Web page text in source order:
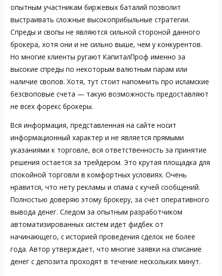
опытным участникам биржевых баталий позволит
выстраивать сложные высокоприбыльные стратегии.
Спреды и свопы не являются сильной стороной данного
брокера, хотя они и не сильно выше, чем у конкурентов.
Но многие клиенты ругают КапиталПроф именно за
высокие спреды по некоторым валютным парам или
наличие свопов. Хотя, тут стоит напомнить про исламские
безсвоповые счета — такую возможность предоставляют
не всех форекс брокеры.
Вся информация, представленная на сайте носит
информационный характер и не является прямыми
указаниями к торговле, вся ответственность за принятие
решения остается за трейдером. Это крутая площадка для
спокойной торговли в комфортных условиях. Очень
нравится, что нету рекламы и спама с кучей сообщений.
Полностью доверяю этому брокеру, за счёт оперативного
вывода денег. Следом за опытным разработчиком
автоматизированных систем идет фидбек от
начинающего, с историей проведения сделок не более
года. Автор утверждает, что многие заявки на списание
денег с депозита проходят в течение нескольких минут.